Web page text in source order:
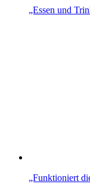
„Essen und
„Funktioniert